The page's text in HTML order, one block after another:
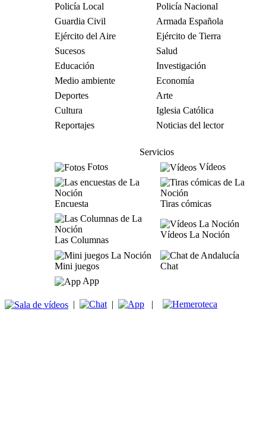
Policía Local
Policía Nacional
Guardia Civil
Armada Española
Ejército del Aire
Ejército de Tierra
Sucesos
Salud
Educación
Investigación
Medio ambiente
Economía
Deportes
Arte
Cultura
Iglesia Católica
Reportajes
Noticias del lector
Servicios
Fotos
Vídeos
Encuesta Tiras cómicas
Las Columnas
Vídeos La Noción
Mini juegos
Chat
App
| | |